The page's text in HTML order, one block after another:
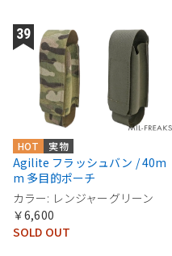
実物
HOT
Agilite フラッシュバン / 40m
m 多目的ポーチ
カラー: レンジャーグリーン
￥6,600
SOLD OUT